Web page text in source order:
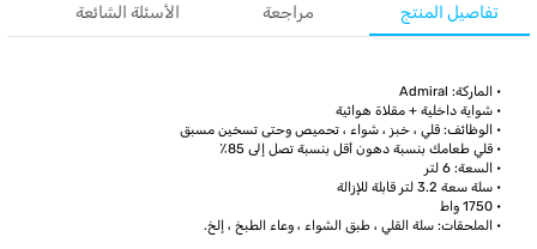
تفاصيل المنتج مراجعة الأسئلة الشائعة
• الماركة: Admiral
• شواية داخلية + مقلاة هوائية
• الوظائف: قلي ، خبز ، شواء ، تحميص وحتى تسخين مسبق
• قلي طعامك بنسبة دهون أقل بنسبة تصل إلى 85٪
• السعة: 6 لتر
• سلة سعة 3.2 لتر قابلة للإزالة
• 1750 واط
• الملحقات: سلة القلي ، طبق الشواء ، وعاء الطبخ ، إلخ.